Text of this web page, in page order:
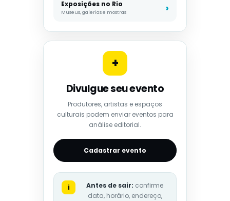
Exposições no Rio
Museus, galerias e mostras
+
Divulgue seu evento
Produtores, artistas e espaços
culturais podem enviar eventos para
análise editorial.
Cadastrar evento
i Antes de sair: confirme
data, horário, endereço,